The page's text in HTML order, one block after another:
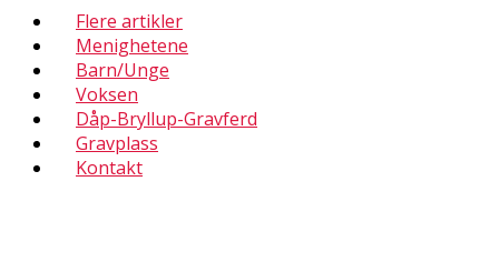
Flere artikler
Menighetene
Barn/Unge
Voksen
Dåp-Bryllup-Gravferd
Gravplass
Kontakt